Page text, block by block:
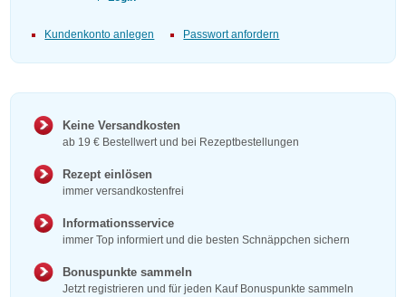
Kundenkonto anlegen Passwort anfordern
Keine Versandkosten
ab 19 € Bestellwert und bei Rezeptbestellungen
Rezept einlösen
immer versandkostenfrei
Informationsservice
immer Top informiert und die besten Schnäppchen sichern
Bonuspunkte sammeln
Jetzt registrieren und für jeden Kauf Bonuspunkte sammeln